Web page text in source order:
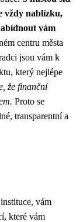
vždy nablízku,
vám
centru města
jsou vám k
který nejlépe
že finanční
Proto se
transparentní a
vám
které vám